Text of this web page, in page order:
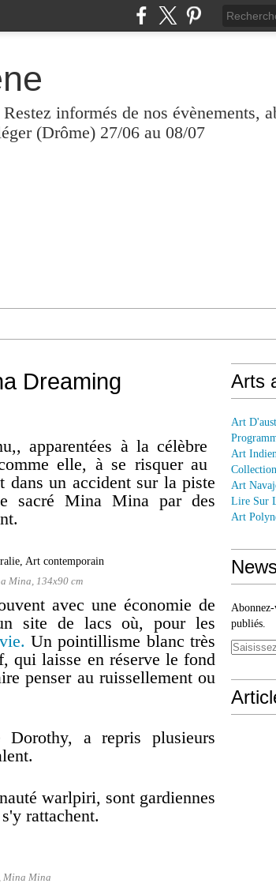
informés de nos évènements,
(Drôme) 27/06 au 08/07
Dreaming
apparentées à la célèbre
elle, à se risquer au
un accident sur la piste
sacré Mina Mina par des
Mina, 134x90 cm
avec une économie de
site de lacs où, pour les
Un pointillisme blanc très
qui laisse en réserve le fond
penser au ruissellement ou
a repris plusieurs
warlpiri, sont gardiennes
rattachent.
Mina Mina
Arts
Art
Art
Art
Lire Sur
Art
publiés.